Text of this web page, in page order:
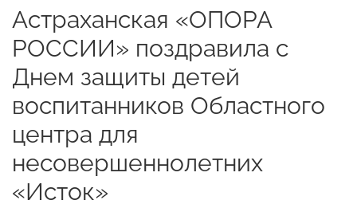
Астраханская «ОПОРА
РОССИИ» поздравила с
Днем защиты детей
воспитанников Областного
центра для
несовершеннолетних
«Исток»